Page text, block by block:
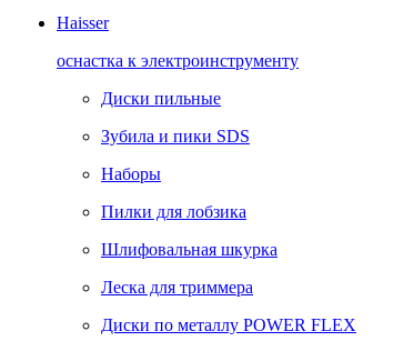
Haisser
оснастка к электроинструменту
Диски пильные
Зубила и пики SDS
Наборы
Пилки для лобзика
Шлифовальная шкурка
Леска для триммера
Диски по металлу POWER FLEX